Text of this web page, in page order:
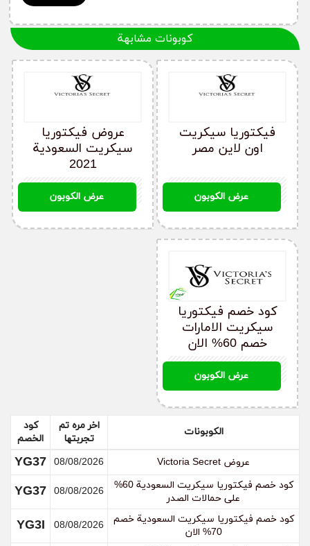
على ملابس اللانجيري
YG37
كود خصم فيكتوريا سيكريت بينك 2021
YG37
كوبونات مشابهة
كود خصم فيكتوريا
سيكريت الامارات
خصم 60% الان
عرض الكوبون
عروض فيكتوريا
سيكريت السعودية
2021
عرض الكوبون
فيكتوريا سيكريت
اون لاين مصر
عرض الكوبون
الكوبونات
اخر مره تم
تجربتها
كود
الخصم
عروض Victoria Secret
08/08/2026
YG37
كود خصم فيكتوريا سيكريت السعودية 60%
على حمالات الصدر
08/08/2026
YG37
كود خصم فيكتوريا سيكريت السعودية خصم
70% الان
08/08/2026
YG3I